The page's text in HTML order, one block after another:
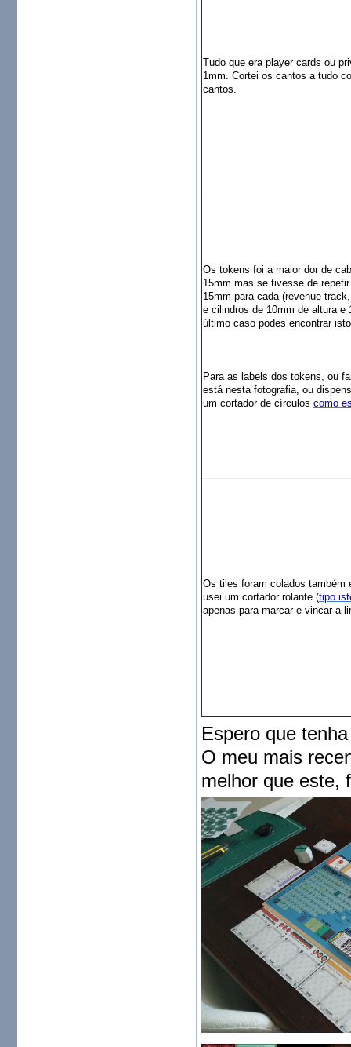
Tudo que era player cards ou
1mm. Cortei os cantos a tudo
cantos.
Os tokens foi a maior dor de
15mm mas se tivesse de
15mm para cada (revenue
e cilindros de 10mm de altura e
último caso podes encontrar
Para as labels dos tokens, ou
está nesta fotografia, ou
um cortador de círculoscomo
Os tiles foram colados também
usei um cortador rolante (tipo
apenas para marcar e vincar a
Espero que
O meu mais
melhor que este,